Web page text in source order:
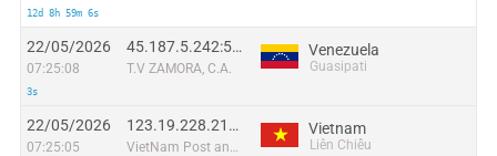
12d 8h 59m 6s
22/05/2026
07:25:08
3s
45.187.5.242:51597
T.V ZAMORA, C.A.
Venezuela
Guasipati
22/05/2026
07:25:05
123.19.228.216:49468
VietNam Post and Telecom Corporation
Vietnam
Liên Chiểu